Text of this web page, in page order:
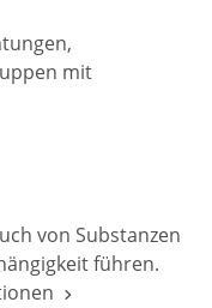
mit
von Substanzen
führen.